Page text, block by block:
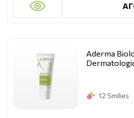
Aderma
12 Smilies